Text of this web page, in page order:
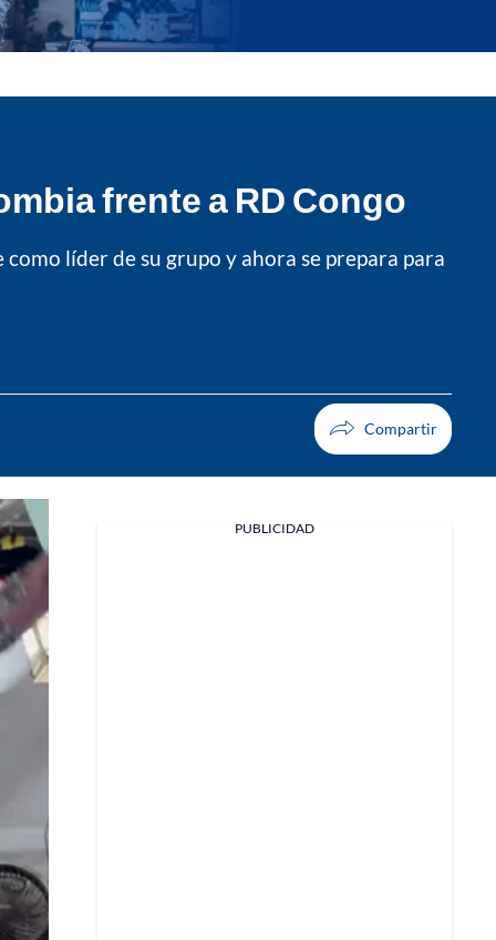
frente a RD Congo
líder de su grupo y ahora se prepara para
PUBLICIDAD